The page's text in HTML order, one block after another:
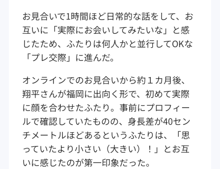
お見合いで1時間ほど日常的な話をして、お
互いに「実際にお会いしてみたいな」と感
じたため、ふたりは何人かと並行してOKな
「プレ交際」に進んだ。
オンラインでのお見合いから約１カ月後、
翔平さんが福岡に出向く形で、初めて実際
に顔を合わせたふたり。事前にプロフィー
ルで確認していたものの、身長差が40セン
チメートルほどあるというふたりは、「思
っていたより小さい（大きい）！」とお互
いに感じたのが第一印象だった。